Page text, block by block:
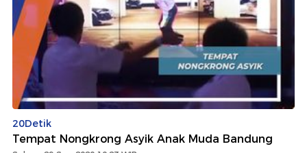
20Detik
Tempat Nongkrong Asyik Anak Muda Bandung